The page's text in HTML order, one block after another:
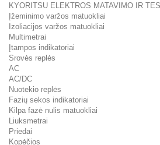
KYORITSU ELEKTROS MATAVIMO IR
Įžeminimo varžos matuokliai
Izoliacijos varžos matuokliai
Multimetrai
Įtampos indikatoriai
Srovės replės
AC
AC/DC
Nuotekio replės
Fazių sekos indikatoriai
Kilpa fazė nulis matuokliai
Liuksmetrai
Priedai
Kopėčios